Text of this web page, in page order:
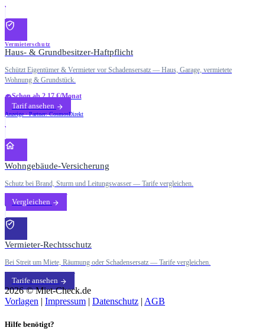
Vermieterschutz
Haus- & Grundbesitzer-Haftpflicht
Schützt Eigentümer & Vermieter vor Schadensersatz — Haus, Garage, vermietete
Wohnung & Grundstück.
Schon ab 2,17 €/Monat
Tarif ansehen
Anzeige · Partner: CosmosDirekt
Wohngebäude-Versicherung
Schutz bei Brand, Sturm und Leitungswasser — Tarife vergleichen.
Vergleichen
Vermieter-Rechtsschutz
Bei Streit um Miete, Räumung oder Schadensersatz — Tarife vergleichen.
Tarife ansehen
2026 © Miet-Check.de
Vorlagen | Impressum | Datenschutz | AGB
Hilfe benötigt?